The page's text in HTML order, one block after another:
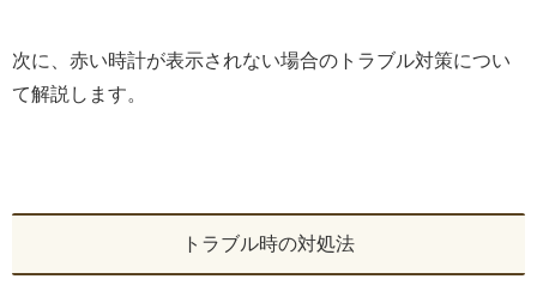
次に、赤い時計が表示されない場合のトラブル対策につい
て解説します。
トラブル時の対処法